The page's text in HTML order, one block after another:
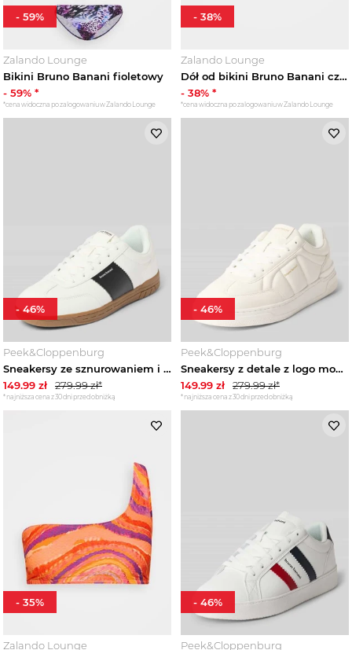
Zalando Lounge
Bikini Bruno Banani fioletowy
- 59% *
*cena widoczna po zalogowaniu w Zalando Lounge
- 59%
Zalando Lounge
Dół od bikini Bruno Banani czerwony
- 38% *
*cena widoczna po zalogowaniu w Zalando Lounge
- 38%
Peek&Cloppenburg
Sneakersy ze sznurowaniem i gumową podeszwą model 'FCO' Bruno Banani Biały
149.99 zł 279.99zł*
*najniższa cena z 30 dni przed obniżką
- 46%
Peek&Cloppenburg
Sneakersy z detale z logo model 'JFK' Bruno Banani Biały
149.99 zł 279.99zł*
*najniższa cena z 30 dni przed obniżką
- 46%
Zalando Lounge
- 35%
Peek&Cloppenburg
- 46%